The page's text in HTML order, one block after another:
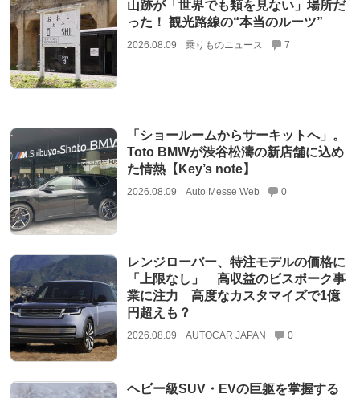
山跡が「世界でも類を見ない」場所だ
った！ 観光路線の“本当のルーツ”
2026.08.09 乗りものニュース 7
「ショールームからサーキットへ」。
Toto BMWが渋谷松濤の新店舗に込め
た情熱【Key’s note】
2026.08.09 Auto Messe Web 0
レンジローバー、特注モデルの価格に
「上限なし」 高収益のビスポーク事
業に注力 高度なカスタマイズで1億
円超えも？
2026.08.09 AUTOCAR JAPAN 0
ヘビー級SUV・EVの巨躯を掌握する